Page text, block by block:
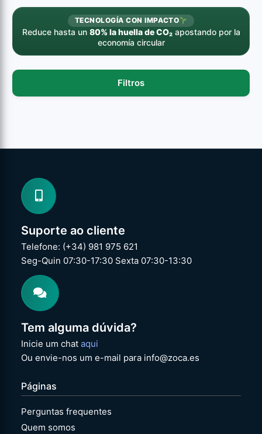
TECNOLOGÍA CON IMPACTO
Reduce hasta un 80% la huella de CO₂apostando por la
economía circular
Filtros
Suporte ao cliente
Telefone: (+34) 981 975 621
Seg-Quin 07:30-17:30 Sexta 07:30-13:30
Tem alguma dúvida?
Inicie um chataqui
Ou envie-nos um e-mail para info@zoca.es
Páginas
Perguntas frequentes
Quem somos